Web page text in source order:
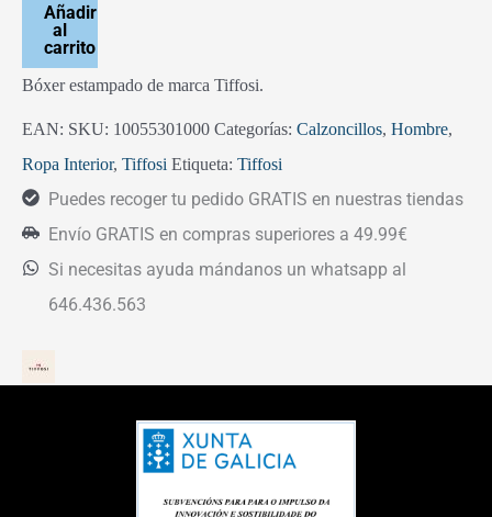
Añadir
al
carrito
Bóxer estampado de marca Tiffosi.
EAN: SKU: 10055301000 Categorías: Calzoncillos, Hombre,
Ropa Interior, Tiffosi Etiqueta: Tiffosi
Puedes recoger tu pedido GRATIS en nuestras tiendas
Envío GRATIS en compras superiores a 49.99€
Si necesitas ayuda mándanos un whatsapp al
646.436.563